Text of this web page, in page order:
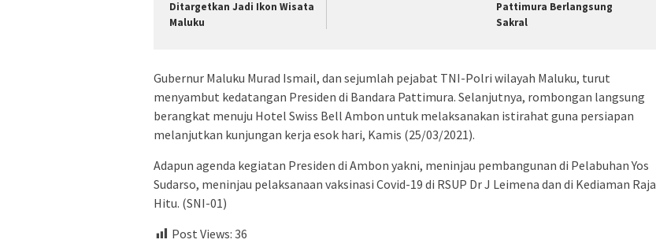
Ditargetkan Jadi Ikon Wisata
Maluku
Pattimura Berlangsung
Sakral
Gubernur Maluku Murad Ismail, dan sejumlah pejabat TNI-Polri wilayah Maluku, turut
menyambut kedatangan Presiden di Bandara Pattimura. Selanjutnya, rombongan langsung
berangkat menuju Hotel Swiss Bell Ambon untuk melaksanakan istirahat guna persiapan
melanjutkan kunjungan kerja esok hari, Kamis (25/03/2021).
Adapun agenda kegiatan Presiden di Ambon yakni, meninjau pembangunan di Pelabuhan Yos
Sudarso, meninjau pelaksanaan vaksinasi Covid-19 di RSUP Dr J Leimena dan di Kediaman Raja
Hitu. (SNI-01)
Post Views: 36